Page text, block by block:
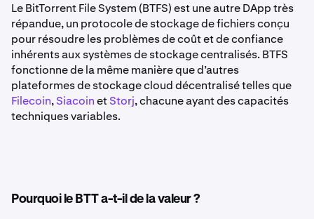
Le BitTorrent File System (BTFS) est une autre DApp très
répandue, un protocole de stockage de fichiers conçu
pour résoudre les problèmes de coût et de confiance
inhérents aux systèmes de stockage centralisés. BTFS
fonctionne de la même manière que d’autres
plateformes de stockage cloud décentralisé telles que
Filecoin,SiacoinetStorj, chacune ayant des capacités
techniques variables.
Pourquoi le BTT a-t-il de la valeur ?